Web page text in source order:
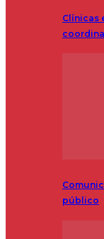
Clínicas
público